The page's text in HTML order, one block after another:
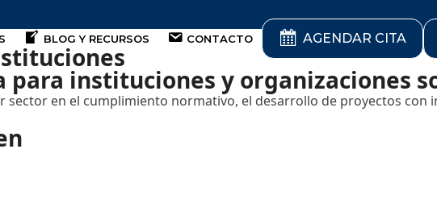
BLOG Y RECURSOS CONTACTO AGENDAR CITA
instituciones y organizaciones
sector en el cumplimiento normativo, el desarrollo de proyectos